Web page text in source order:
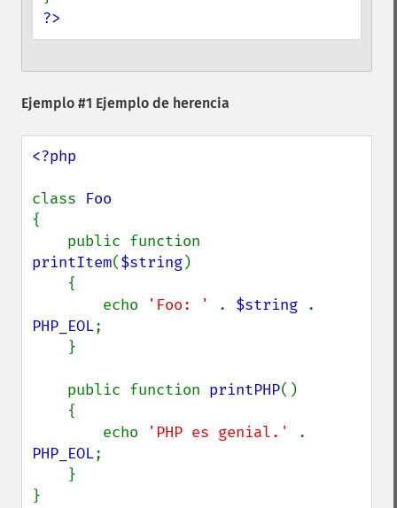
?>
Ejemplo #1 Ejemplo de herencia
<?php
class
{
printItem($string)
        echo
'Foo: ' . $string
PHP_EOL;
    public function
printPHP()
        echo
'PHP es genial.'
PHP_EOL;
}